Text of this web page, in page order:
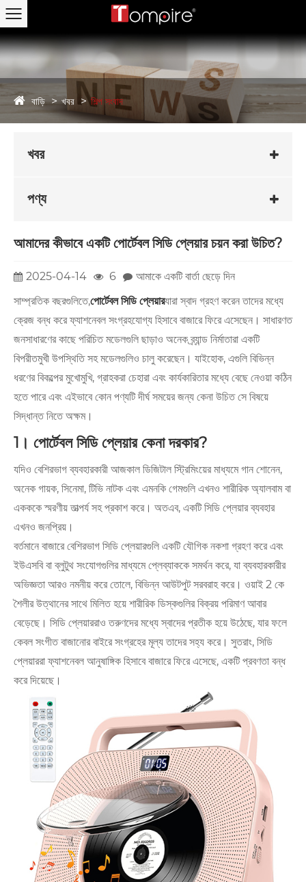
বাড়ি খবর শিল্প সংবাদ
খবর
পণ্য
আমাদের কীভাবে একটি পোর্টেবল সিডি প্লেয়ার চয়ন করা উচিত?
2025-04-14 6
আমাকে একটি বার্তা ছেড়ে দিন
সাম্প্রতিক বছরগুলিতে,পোর্টেবল সিডি প্লেয়ারযারা স্বাদ গ্রহণ করেন তাদের মধ্যে
ক্রেজ বন্ধ করে ফ্যাশনেবল সংগ্রহযোগ্য হিসাবে বাজারে ফিরে এসেছেন। সাধারণত
জনসাধারণের কাছে পরিচিত মডেলগুলি ছাড়াও অনেক ব্র্যান্ড নির্মাতারা একটি
বিপরীতমুখী উপস্থিতি সহ মডেলগুলিও চালু করেছেন। যাইহোক, এগুলি বিভিন্ন
ধরণের বিকল্পের মুখোমুখি, গ্রাহকরা চেহারা এবং কার্যকারিতার মধ্যে বেছে নেওয়া কঠিন
হতে পারে এবং এইভাবে কোন পণ্যটি দীর্ঘ সময়ের জন্য কেনা উচিত সে বিষয়ে
সিদ্ধান্ত নিতে অক্ষম।
1। পোর্টেবল সিডি প্লেয়ার কেনা দরকার?
যদিও বেশিরভাগ ব্যবহারকারী আজকাল ডিজিটাল স্ট্রিমিংয়ের মাধ্যমে গান শোনেন,
অনেক গায়ক, সিনেমা, টিভি নাটক এবং এমনকি গেমগুলি এখনও শারীরিক অ্যালবাম বা
একককে স্মরণীয় তাত্পর্য সহ প্রকাশ করে। অতএব, একটি সিডি প্লেয়ার ব্যবহার
এখনও জনপ্রিয়।
বর্তমানে বাজারে বেশিরভাগ সিডি প্লেয়ারগুলি একটি যৌগিক নকশা গ্রহণ করে এবং
ইউএসবি বা ব্লুটুথ সংযোগগুলির মাধ্যমে প্লেব্যাককে সমর্থন করে, যা ব্যবহারকারীর
অভিজ্ঞতা আরও নমনীয় করে তোলে, বিভিন্ন আউটপুট সরবরাহ করে। ওয়াই 2 কে
শৈলীর উত্থানের সাথে মিলিত হয়ে শারীরিক ডিস্কগুলির বিক্রয় পরিমাণ আবার
বেড়েছে। সিডি প্লেয়াররাও তরুণদের মধ্যে স্বাদের প্রতীক হয়ে উঠেছে, যার ফলে
কেবল সংগীত বাজানোর বাইরে সংগ্রহের মূল্য তাদের সহ্য করে। সুতরাং, সিডি
প্লেয়াররা ফ্যাশনেবল আনুষাঙ্গিক হিসাবে বাজারে ফিরে এসেছে, একটি প্রবণতা বন্ধ
করে দিয়েছে।